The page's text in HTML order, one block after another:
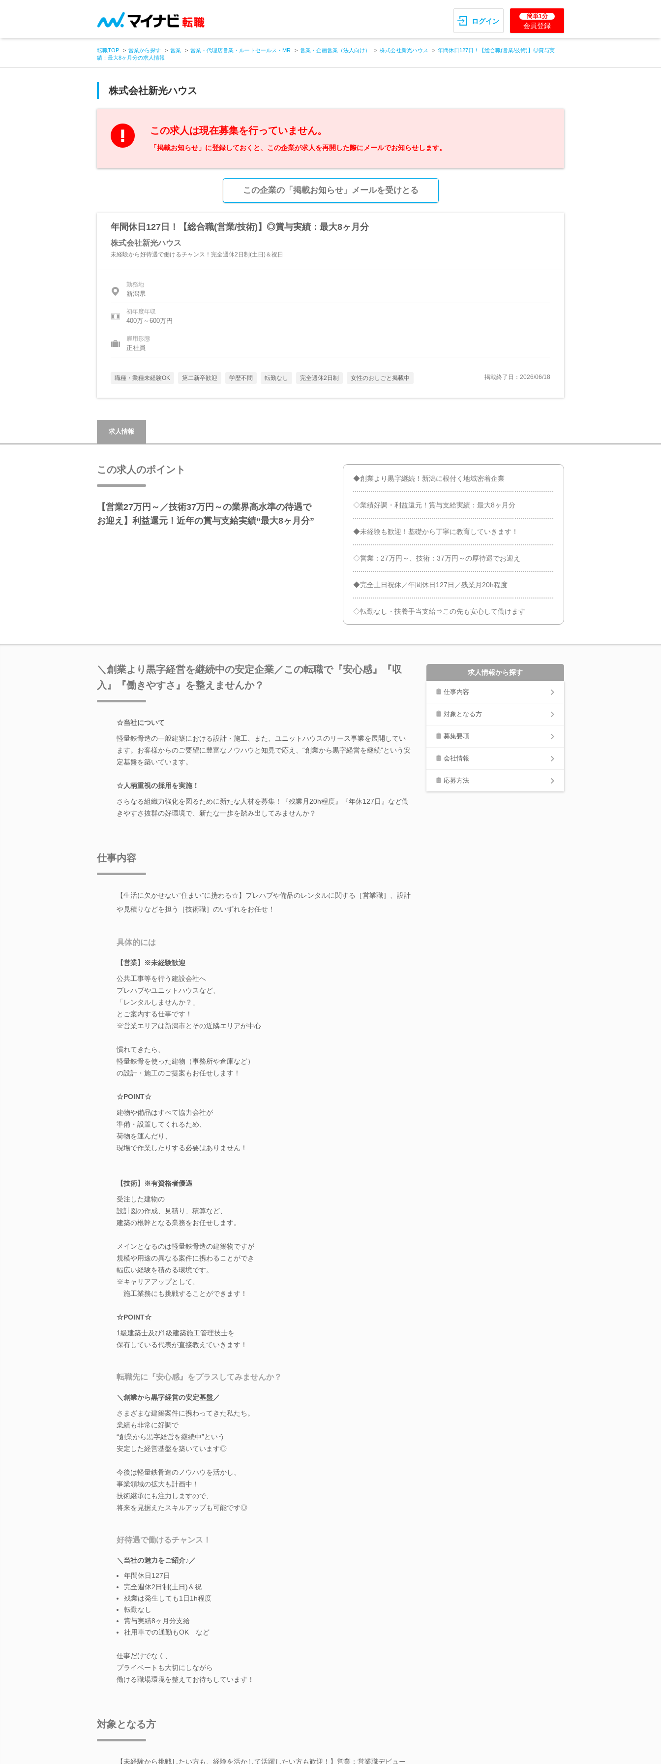
ログイン
簡単1分
会員登録
転職TOP 営業から探す 営業 営業・代理店営業・ルートセールス・MR 営業・企画営業（法人向け） 株式会社新光ハウス
年間休日127日！【総合職(営業/技術)】◎賞与実
績：最大8ヶ月分の求人情報
株式会社新光ハウス
この求人は現在募集を行っていません。
「掲載お知らせ」に登録しておくと、この企業が求人を再開した際にメールでお知らせします。
この企業の「掲載お知らせ」メールを受けとる
年間休日127日！【総合職(営業/技術)】◎賞与実績：最大8ヶ月分
株式会社新光ハウス
未経験から好待遇で働けるチャンス！完全週休2日制(土日)＆祝日
勤務地
新潟県
初年度年収
400万～600万円
雇用形態
正社員
職種・業種未経験OK 第二新卒歓迎 学歴不問 転勤なし 完全週休2日制 女性のおしごと掲載中 掲載終了日：2026/06/18
求人情報
この求人のポイント
【営業27万円～／技術37万円～の業界高水準の待遇で
お迎え】利益還元！近年の賞与支給実績“最大8ヶ月分”
◆創業より黒字継続！新潟に根付く地域密着企業
◇業績好調・利益還元！賞与支給実績：最大8ヶ月分
◆未経験も歓迎！基礎から丁寧に教育していきます！
◇営業：27万円～、技術：37万円～の厚待遇でお迎え
◆完全土日祝休／年間休日127日／残業月20h程度
◇転勤なし・扶養手当支給⇒この先も安心して働けます
＼創業より黒字経営を継続中の安定企業／この転職で『安心感』『収
入』『働きやすさ』を整えませんか？
☆当社について
軽量鉄骨造の一般建築における設計・施工、また、ユニットハウスのリース事業を展開してい
ます。お客様からのご要望に豊富なノウハウと知見で応え、“創業から黒字経営を継続”という安
定基盤を築いています。
☆人柄重視の採用を実施！
さらなる組織力強化を図るために新たな人材を募集！『残業月20h程度』『年休127日』など働
きやすさ抜群の好環境で、新たな一歩を踏み出してみませんか？
仕事内容
【生活に欠かせない“住まい”に携わる☆】プレハブや備品のレンタルに関する［営業職］、設計
や見積りなどを担う［技術職］のいずれをお任せ！
具体的には
【営業】※未経験歓迎
公共工事等を行う建設会社へ
プレハブやユニットハウスなど、
「レンタルしませんか？」
とご案内する仕事です！
※営業エリアは新潟市とその近隣エリアが中心
慣れてきたら、
軽量鉄骨を使った建物（事務所や倉庫など）
の設計・施工のご提案もお任せします！
☆POINT☆
建物や備品はすべて協力会社が
準備・設置してくれるため、
荷物を運んだり、
現場で作業したりする必要はありません！
【技術】※有資格者優遇
受注した建物の
設計図の作成、見積り、積算など、
建築の根幹となる業務をお任せします。
メインとなるのは軽量鉄骨造の建築物ですが
規模や用途の異なる案件に携わることができ
幅広い経験を積める環境です。
※キャリアアップとして、
施工業務にも挑戦することができます！
☆POINT☆
1級建築士及び1級建築施工管理技士を
保有している代表が直接教えていきます！
転職先に『安心感』をプラスしてみませんか？
＼創業から黒字経営の安定基盤／
さまざまな建築案件に携わってきた私たち。
業績も非常に好調で
“創業から黒字経営を継続中”という
安定した経営基盤を築いています◎
今後は軽量鉄骨造のノウハウを活かし、
事業領域の拡大も計画中！
技術継承にも注力しますので、
将来を見据えたスキルアップも可能です◎
好待遇で働けるチャンス！
＼当社の魅力をご紹介♪／
年間休日127日
完全週休2日制(土日)＆祝
残業は発生しても1日1h程度
転勤なし
賞与実績8ヶ月分支給
社用車での通勤もOK など
仕事だけでなく、
プライベートも大切にしながら
働ける職場環境を整えてお待ちしています！
対象となる方
【未経験から挑戦したい方も、経験を活かして活躍したい方も歓迎！】営業：営業職デビュー
求人情報から探す
仕事内容
対象となる方
募集要項
会社情報
応募方法